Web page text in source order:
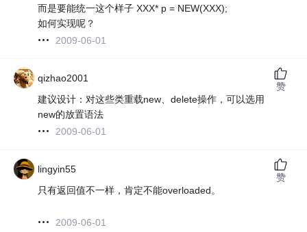
而是要能统一这个样子 XXX* p = NEW(XXX);
如何实现呢？
2009-06-01
qizhao2001
建议设计：对这些类重载new、delete操作，可以选用
new的放置语法
2009-06-01
赞
lingyin55
只有返回值不一样，肯定不能overloaded。
2009-06-01
赞